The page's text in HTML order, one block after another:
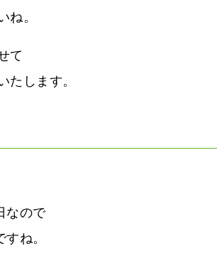
ね。
て
たします。
なので
ね。